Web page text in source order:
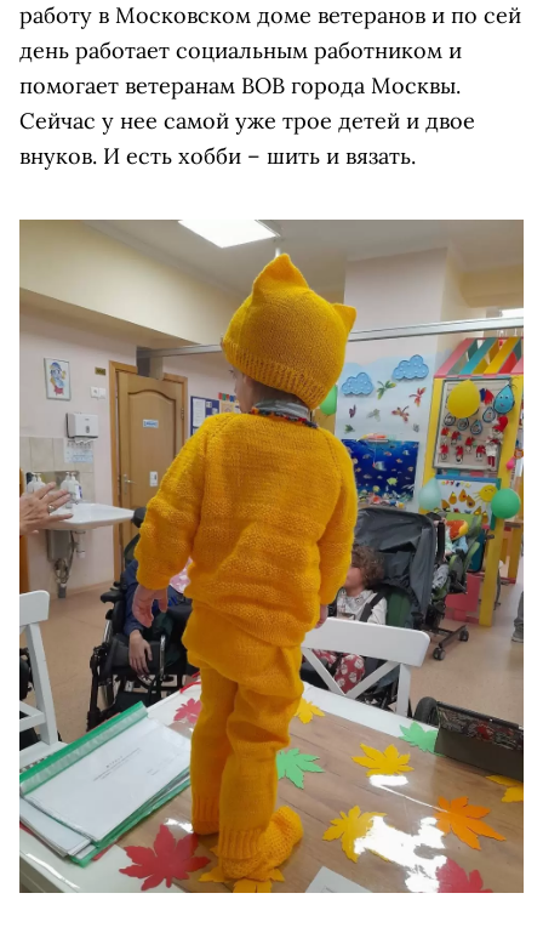
работу в Московском доме ветеранов и по сей
день работает социальным работником и
помогает ветеранам ВОВ города Москвы.
Сейчас у нее самой уже трое детей и двое
внуков. И есть хобби – шить и вязать.